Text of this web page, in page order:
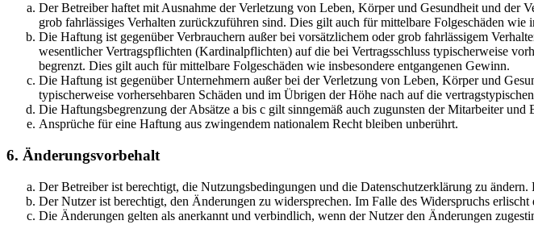
Der Betreiber haftet mit Ausnahme der Verletzung von Leben, Körper und Gesundheit und
grob fahrlässiges Verhalten zurückzuführen sind. Dies gilt auch für mittelbare Folgeschäden wie
Die Haftung ist gegenüber Verbrauchern außer bei vorsätzlichem oder grob fahrlässigem
wesentlicher Vertragspflichten (Kardinalpflichten) auf die bei Vertragsschluss typischerweise
begrenzt. Dies gilt auch für mittelbare Folgeschäden wie insbesondere entgangenen Gewinn.
Die Haftung ist gegenüber Unternehmern außer bei der Verletzung von Leben, Körper und
typischerweise vorhersehbaren Schäden und im Übrigen der Höhe nach auf die
Die Haftungsbegrenzung der Absätze a bis c gilt sinngemäß auch zugunsten der Mitarbeiter und
Ansprüche für eine Haftung aus zwingendem nationalem Recht bleiben unberührt.
6. Änderungsvorbehalt
Der Betreiber ist berechtigt, die Nutzungsbedingungen und die Datenschutzerklärung zu
Der Nutzer ist berechtigt, den Änderungen zu widersprechen. Im Falle des Widerspruchs
Die Änderungen gelten als anerkannt und verbindlich, wenn der Nutzer den Änderungen